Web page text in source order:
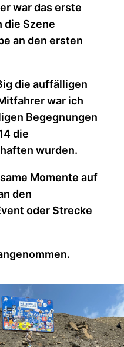
war das erste
die Szene
an den ersten
die auffälligen
war ich
Begegnungen
die
wurden.
Momente auf
den
oder Strecke